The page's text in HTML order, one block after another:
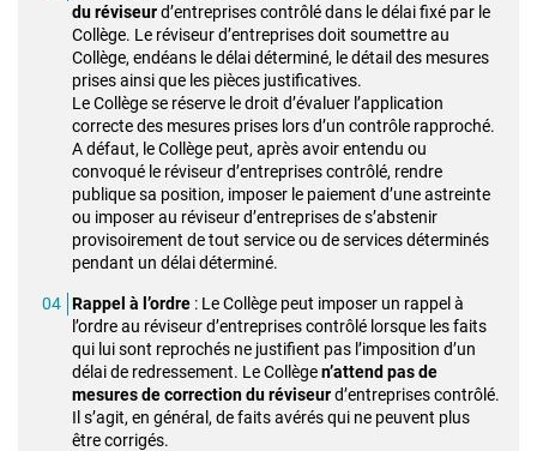
du réviseurd’entreprises contrôlé dans le délai fixé par le
Collège. Le réviseur d’entreprises doit soumettre au
Collège, endéans le délai déterminé, le détail des mesures
prises ainsi que les pièces justificatives.
Le Collège se réserve le droit d’évaluer l’application
correcte des mesures prises lors d’un contrôle rapproché.
A défaut, le Collège peut, après avoir entendu ou
convoqué le réviseur d’entreprises contrôlé, rendre
publique sa position, imposer le paiement d’une astreinte
ou imposer au réviseur d’entreprises de s’abstenir
provisoirement de tout service ou de services déterminés
pendant un délai déterminé.
Rappel à l’ordre : Le Collège peut imposer un rappel à
l’ordre au réviseur d’entreprises contrôlé lorsque les faits
qui lui sont reprochés ne justifient pas l’imposition d’un
délai de redressement. Le Collègen’attend pas de
mesures de correction du réviseurd’entreprises contrôlé.
Il s’agit, en général, de faits avérés qui ne peuvent plus
être corrigés.